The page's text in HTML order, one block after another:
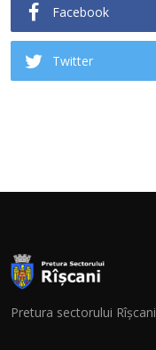
Facebook
Twitter
Pretura sectorului Rîșcani